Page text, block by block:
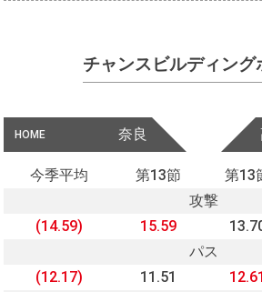
チャンスビルディング
HOME 奈良
今季平均 第13節 第13
攻撃
(14.59)
15.59
パス
(12.17)
11.51 12.61